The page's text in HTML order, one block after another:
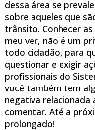
dessa área se
sobre aqueles que
trânsito. Conhecer
meu ver, não é um
todo cidadão, para
questionar e exigir
profissionais do
você também tem
negativa relacionada
comentar. Até a
prolongado!